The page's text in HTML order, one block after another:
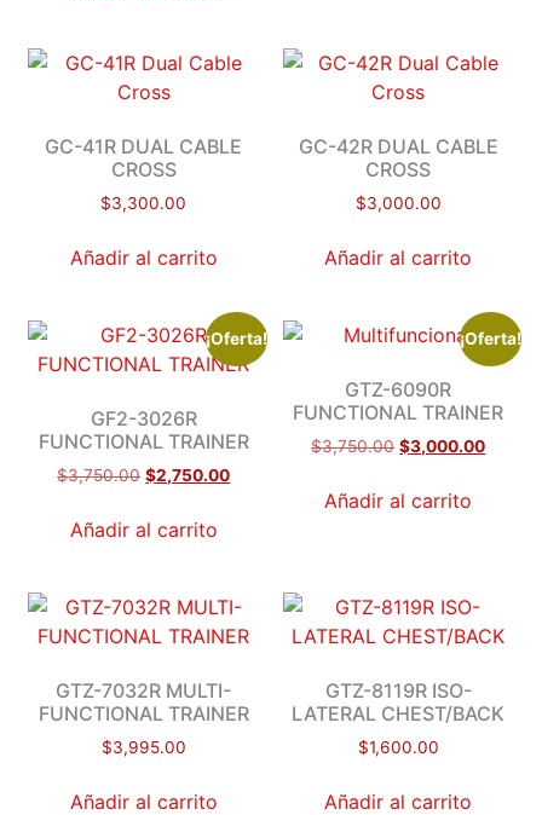
GC-41R DUAL CABLE
CROSS
$3,300.00
Añadir al carrito
GC-42R DUAL CABLE
CROSS
$3,000.00
Añadir al carrito
¡Oferta!
GF2-3026R
FUNCTIONAL TRAINER
$3,750.00 $2,750.00
Añadir al carrito
¡Oferta!
GTZ-6090R
FUNCTIONAL TRAINER
$3,750.00 $3,000.00
Añadir al carrito
GTZ-7032R MULTI-
FUNCTIONAL TRAINER
$3,995.00
Añadir al carrito
GTZ-8119R ISO-
LATERAL CHEST/BACK
$1,600.00
Añadir al carrito